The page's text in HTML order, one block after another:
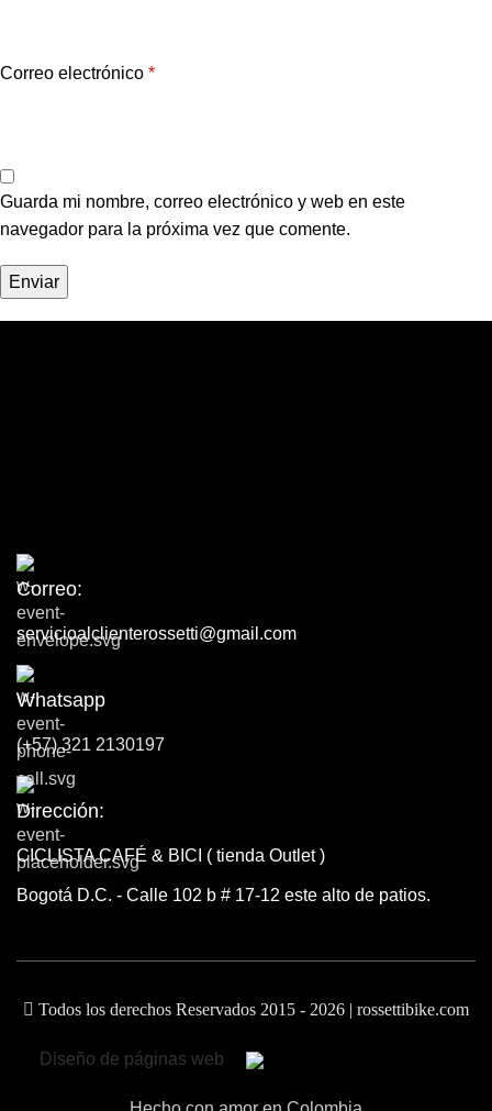
Correo electrónico *
Guarda mi nombre, correo electrónico y web en este
navegador para la próxima vez que comente.
Correo:
servicioalclienterossetti@gmail.com
Whatsapp
(+57) 321 2130197
Dirección:
CICLISTA CAFÉ & BICI ( tienda Outlet )
Bogotá D.C. - Calle 102 b # 17-12 este alto de patios.
Todos los derechos Reservados 2015 - 2026 | rossettibike.com
Diseño de páginas web